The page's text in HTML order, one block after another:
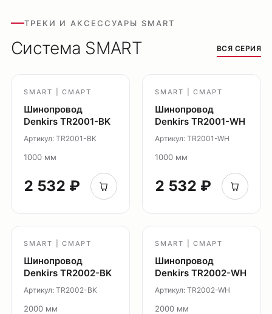
ТРЕКИ И АКСЕССУАРЫ SMART
Система SMART ВСЯ СЕРИЯ
SMART | СМАРТ
Шинопровод
Denkirs TR2001-BK
Артикул: TR2001-BK
1000 мм
2 532 ₽
SMART | СМАРТ
Шинопровод
Denkirs TR2001-WH
Артикул: TR2001-WH
1000 мм
2 532 ₽
SMART | СМАРТ
Шинопровод
Denkirs TR2002-BK
Артикул: TR2002-BK
2000 мм
SMART | СМАРТ
Шинопровод
Denkirs TR2002-WH
Артикул: TR2002-WH
2000 мм
Потолочные накладные
Потолочные подвесные
Точечные светильники
Настенные светильники
Оплата